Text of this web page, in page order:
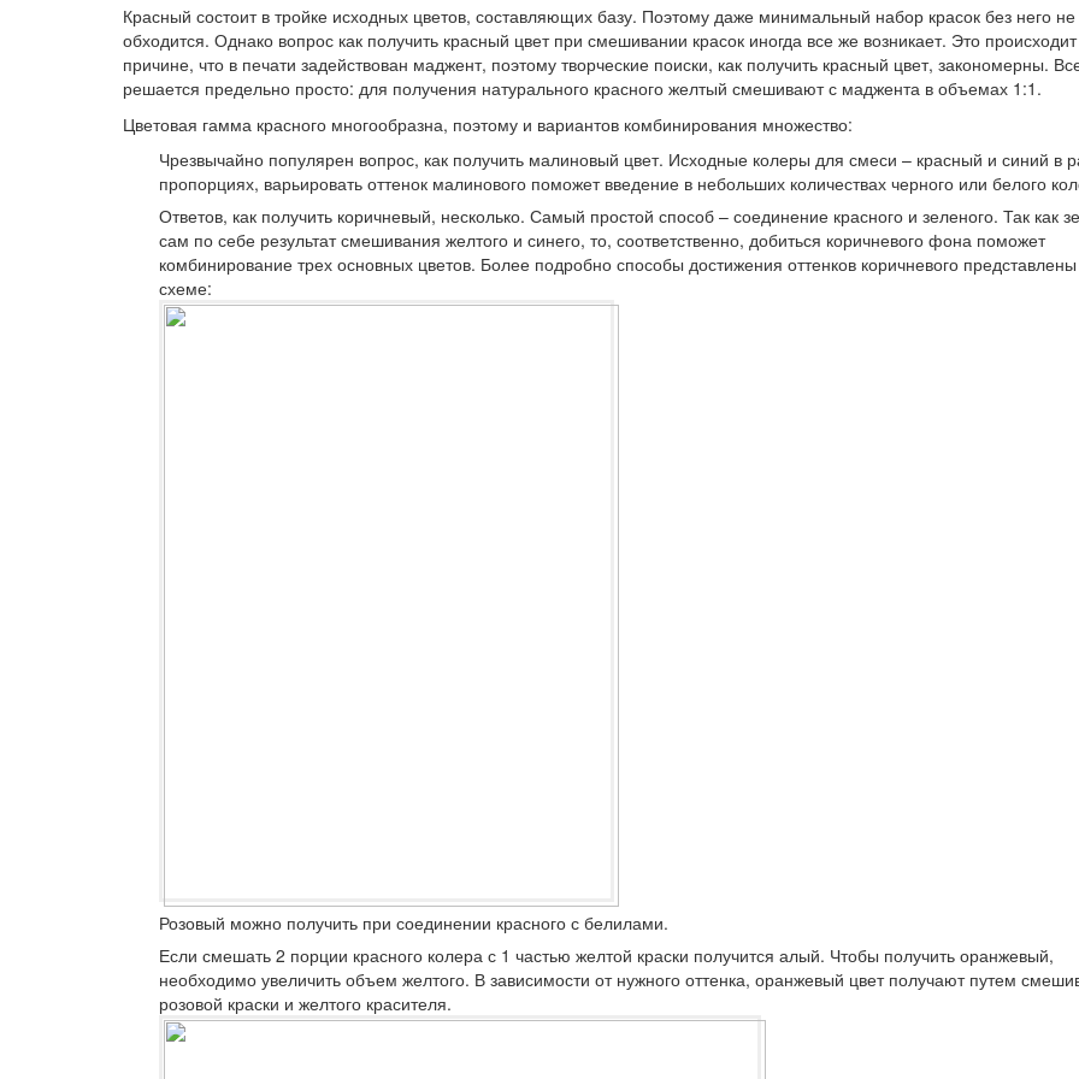
Красный состоит в тройке исходных цветов, составляющих базу. Поэтому даже минимальный набор красок без него не
обходится. Однако вопрос как получить красный цвет при смешивании красок иногда все же возникает. Это
причине, что в печати задействован маджент, поэтому творческие поиски, как получить красный цвет, закономерны.
решается предельно просто: для получения натурального красного желтый смешивают с маджента в объемах 1:1.
Цветовая гамма красного многообразна, поэтому и вариантов комбинирования множество:
Чрезвычайно популярен вопрос, как получить малиновый цвет. Исходные колеры для смеси – красный и синий в
пропорциях, варьировать оттенок малинового поможет введение в небольших количествах черного или белого
Ответов, как получить коричневый, несколько. Самый простой способ – соединение красного и зеленого. Так как
сам по себе результат смешивания желтого и синего, то, соответственно, добиться коричневого фона поможет
комбинирование трех основных цветов. Более подробно способы достижения оттенков коричневого
схеме:
Розовый можно получить при соединении красного с белилами.
Если смешать 2 порции красного колера с 1 частью желтой краски получится алый. Чтобы получить оранжевый,
необходимо увеличить объем желтого. В зависимости от нужного оттенка, оранжевый цвет получают путем
розовой краски и желтого красителя.